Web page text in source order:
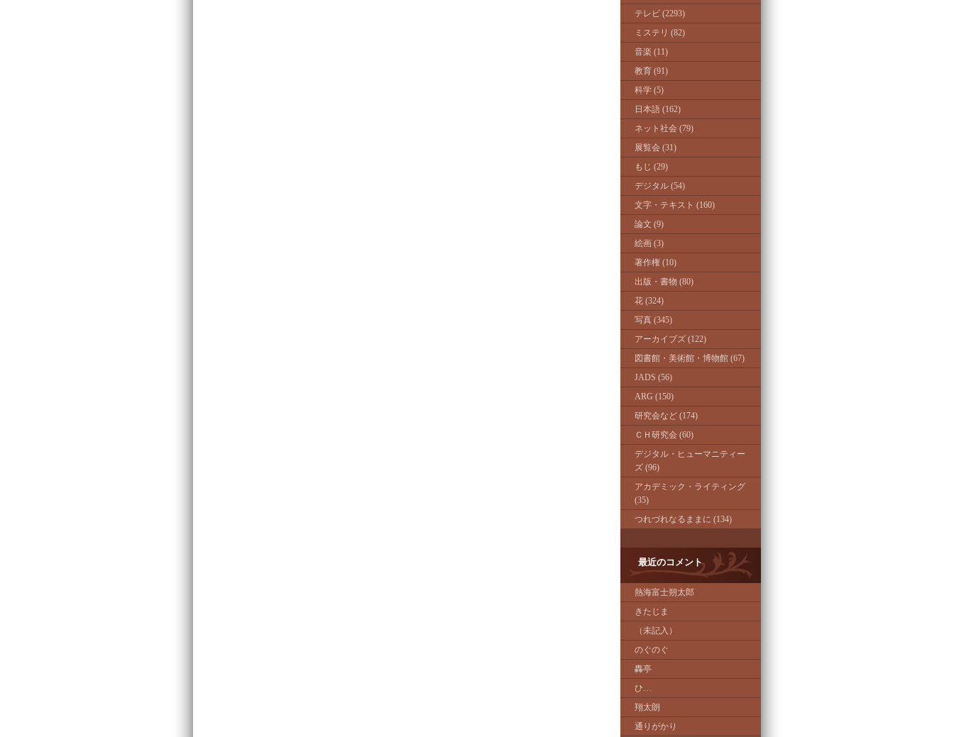
テレビ (2293)
ミステリ (82)
音楽 (11)
教育 (91)
科学 (5)
日本語 (162)
ネット社会 (79)
展覧会 (31)
もじ (29)
デジタル (54)
文字・テキスト (160)
論文 (9)
絵画 (3)
著作権 (10)
出版・書物 (80)
花 (324)
写真 (345)
アーカイブズ (122)
図書館・美術館・博物館 (67)
JADS (56)
ARG (150)
研究会など (174)
ＣＨ研究会 (60)
デジタル・ヒューマニティー
ズ (96)
アカデミック・ライティング
(35)
つれづれなるままに (134)
最近のコメント
熱海富士朔太郎
きたじま
（未記入）
のぐのぐ
轟亭
ひ…
翔太朗
通りがかり